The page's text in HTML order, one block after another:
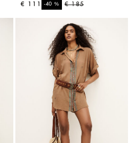
€ 185
-40%
€ 111